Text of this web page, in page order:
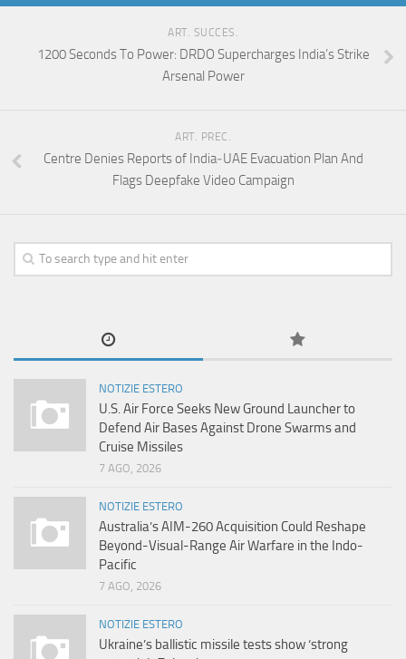
ART. SUCCES.
1200 Seconds To Power: DRDO Supercharges India’s Strike
Arsenal Power
ART. PREC.
Centre Denies Reports of India‑UAE Evacuation Plan And
Flags Deepfake Video Campaign
NOTIZIE ESTERO
U.S. Air Force Seeks New Ground Launcher to
Defend Air Bases Against Drone Swarms and
Cruise Missiles
7 AGO, 2026
NOTIZIE ESTERO
Australia’s AIM-260 Acquisition Could Reshape
Beyond-Visual-Range Air Warfare in the Indo-
Pacific
7 AGO, 2026
NOTIZIE ESTERO
Ukraine’s ballistic missile tests show ‘strong